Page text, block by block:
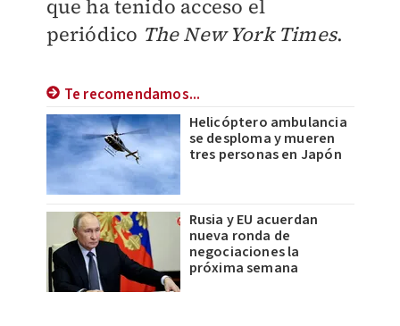
que ha tenido acceso el
periódico The New York Times.
Te recomendamos...
Helicóptero ambulancia
se desploma y mueren
tres personas en Japón
Rusia y EU acuerdan
nueva ronda de
negociaciones la
próxima semana